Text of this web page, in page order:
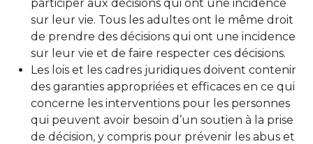
participer aux décisions qui ont une incidence
sur leur vie. Tous les adultes ont le même droit
de prendre des décisions qui ont une incidence
sur leur vie et de faire respecter ces décisions.
Les lois et les cadres juridiques doivent contenir
des garanties appropriées et efficaces en ce qui
concerne les interventions pour les personnes
qui peuvent avoir besoin d’un soutien à la prise
de décision, y compris pour prévenir les abus et